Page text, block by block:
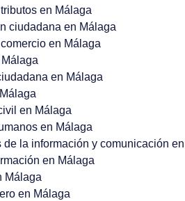
en Málaga
ciudadana en Málaga
en Málaga
en Málaga
en Málaga
en Málaga
de la información y comunicación
en Málaga
Málaga
en Málaga